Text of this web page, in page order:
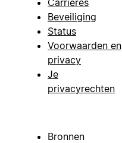
Beveiliging
Status
Voorwaarden en
privacy
Je
privacyrechten
Bronnen